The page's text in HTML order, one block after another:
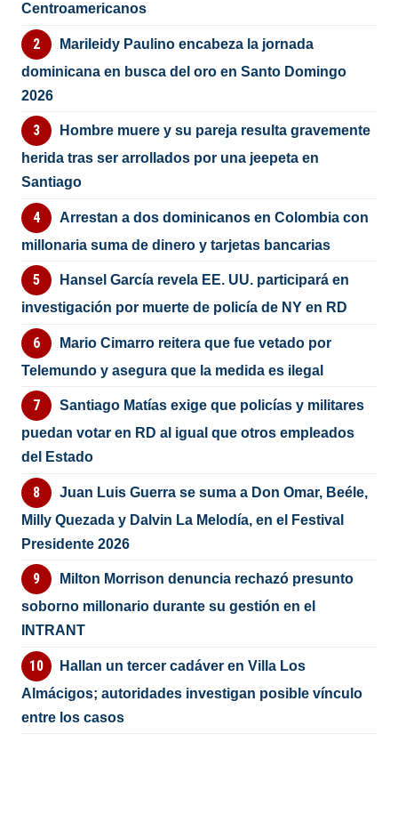
Centroamericanos
Marileidy Paulino encabeza la jornada
dominicana en busca del oro en Santo Domingo
2026
Hombre muere y su pareja resulta gravemente
herida tras ser arrollados por una jeepeta en
Santiago
Arrestan a dos dominicanos en Colombia con
millonaria suma de dinero y tarjetas bancarias
Hansel García revela EE. UU. participará en
investigación por muerte de policía de NY en RD
Mario Cimarro reitera que fue vetado por
Telemundo y asegura que la medida es ilegal
Santiago Matías exige que policías y militares
puedan votar en RD al igual que otros empleados
del Estado
Juan Luis Guerra se suma a Don Omar, Beéle,
Milly Quezada y Dalvin La Melodía, en el Festival
Presidente 2026
Milton Morrison denuncia rechazó presunto
soborno millonario durante su gestión en el
INTRANT
Hallan un tercer cadáver en Villa Los
Almácigos; autoridades investigan posible vínculo
entre los casos